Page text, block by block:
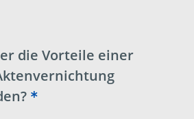
die Vorteile einer